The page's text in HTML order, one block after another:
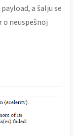
a šalju se
neuspešnoj